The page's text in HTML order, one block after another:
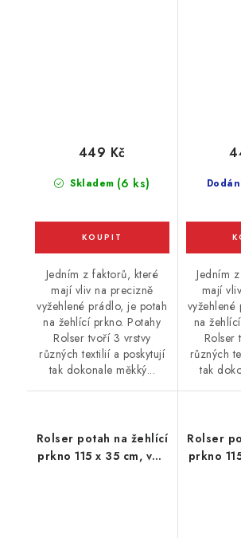
Skladem (6 ks)
449 Kč
Jedním z faktorů, které
mají vliv na precizně
vyžehlené prádlo, je potah
na žehlící prkno. Potahy
Rolser tvoří 3 vrstvy
různých textilií a poskytují
tak dokonale měkký...
Jedním
mají
na
Rolser
různých
tak
Rolser potah na žehlící
prkno 115 x 35 cm, vel.
Rolser
prkno